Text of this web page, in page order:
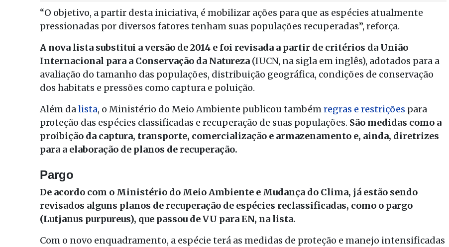
“O objetivo, a partir desta iniciativa, é mobilizar ações para que as espécies atualmente
pressionadas por diversos fatores tenham suas populações recuperadas”, reforça.
A nova lista substitui a versão de 2014 e foi revisada a partir de critérios da União
Internacional para a Conservação da Natureza (IUCN, na sigla em inglês), adotados para a
avaliação do tamanho das populações, distribuição geográfica, condições de conservação
dos habitats e pressões como captura e poluição.
Além dalista, o Ministério do Meio Ambiente publicou tambémregras e restrições para
proteção das espécies classificadas e recuperação de suas populações. São medidas como a
proibição da captura, transporte, comercialização e armazenamento e, ainda, diretrizes
para a elaboração de planos de recuperação.
Pargo
De acordo com o Ministério do Meio Ambiente e Mudança do Clima, já estão sendo
revisados alguns planos de recuperação de espécies reclassificadas, como o pargo
(Lutjanus purpureus), que passou de VU para EN, na lista.
Com o novo enquadramento, a espécie terá as medidas de proteção e manejo intensificadas